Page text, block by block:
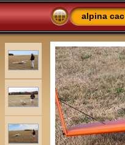
alpina cac